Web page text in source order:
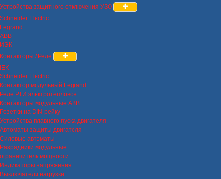
Устройства защитного отключения УЗО
Schneider Electric
Legrand
ABB
ИЭК
Контакторы / Реле
IEK
Schneider Electric
Контактор модульный Legrand
Реле РТИ электротепловое
Контакторы модульные ABB
Розетки на DIN-рейку
Устройства плавного пуска двигателя
Автоматы защиты двигателя
Силовые автоматы
Разрядники модульные
ограничитель мощности
Индикаторы напряжения
Выключатели нагрузки